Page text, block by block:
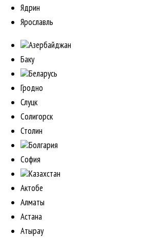
Ядрин
Ярославль
Азербайджан
Баку
Беларусь
Гродно
Слуцк
Солигорск
Столин
Болгария
София
Казахстан
Актобе
Алматы
Астана
Атырау